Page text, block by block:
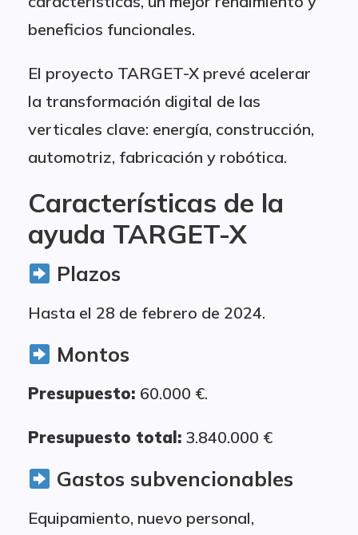
beneficios funcionales.
El proyecto TARGET-X prevé acelerar
la transformación digital de las
verticales clave: energía, construcción,
automotriz, fabricación y robótica.
Características de la
ayuda TARGET-X
Plazos
Hasta el 28 de febrero de 2024.
Montos
Presupuesto: 60.000 €.
Presupuesto total: 3.840.000 €
Gastos subvencionables
Equipamiento, nuevo personal,